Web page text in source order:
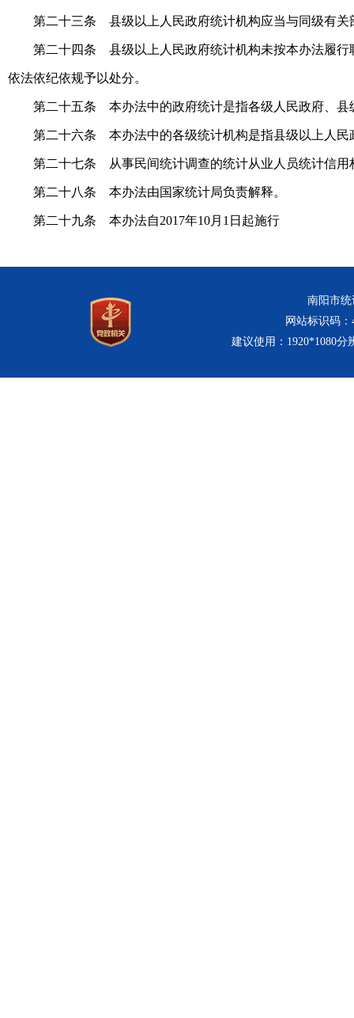
第二十三条 县级以上人民政府统计机构应当与同级有关
第二十四条 县级以上人民政府统计机构未按本办法履行
依法依纪依规予以处分。
第二十五条 本办法中的政府统计是指各级人民政府、
第二十六条 本办法中的各级统计机构是指县级以上人民
第二十七条 从事民间统计调查的统计从业人员统计信用
第二十八条 本办法由国家统计局负责解释。
第二十九条 本办法自2017年10月1日起施行
南阳市统
网站标识码：
建议使用：1920*1080